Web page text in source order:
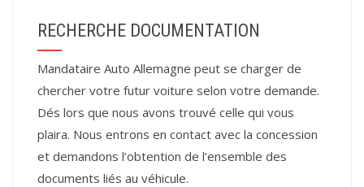
RECHERCHE DOCUMENTATION
Mandataire Auto Allemagne peut se charger de
chercher votre futur voiture selon votre demande.
Dés lors que nous avons trouvé celle qui vous
plaira. Nous entrons en contact avec la concession
et demandons l’obtention de l’ensemble des
documents liés au véhicule.